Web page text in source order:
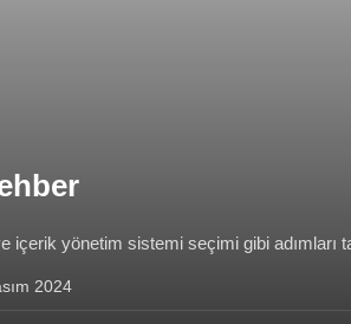
yönetim sistemi seçimi gibi adımları
2024